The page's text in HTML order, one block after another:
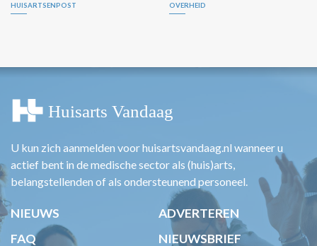
HUISARTSENPOST OVERHEID
U kun zich aanmelden voor huisartsvandaag.nl wanneer u
actief bent in de medische sector als (huis)arts,
belangstellenden of als ondersteunend personeel.
NIEUWS
ADVERTEREN
FAQ
NIEUWSBRIEF